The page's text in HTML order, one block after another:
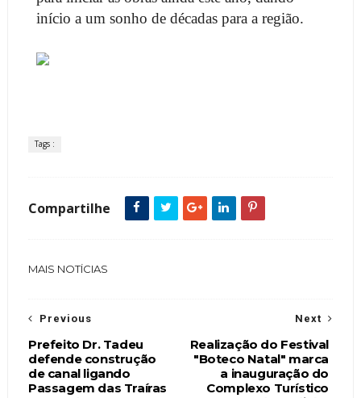
início a um sonho de décadas para a região.
Tags :
Compartilhe
MAIS NOTÍCIAS
Next
Realização do Festival
"Boteco Natal" marca
a inauguração do
Complexo Turístico
Previous
Prefeito Dr. Tadeu
defende construção
de canal ligando
Passagem das Traíras